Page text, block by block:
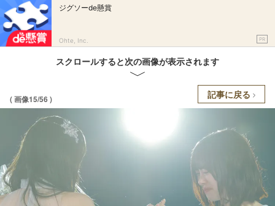
ジグソーde懸賞
Ohte, Inc. PR
スクロールすると次の画像が表示されます
( 画像15/56 ) 記事に戻る